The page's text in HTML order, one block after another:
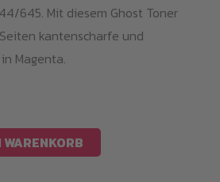
645. Mit diesem Ghost Toner
kantenscharfe und
Magenta.
WARENKORB